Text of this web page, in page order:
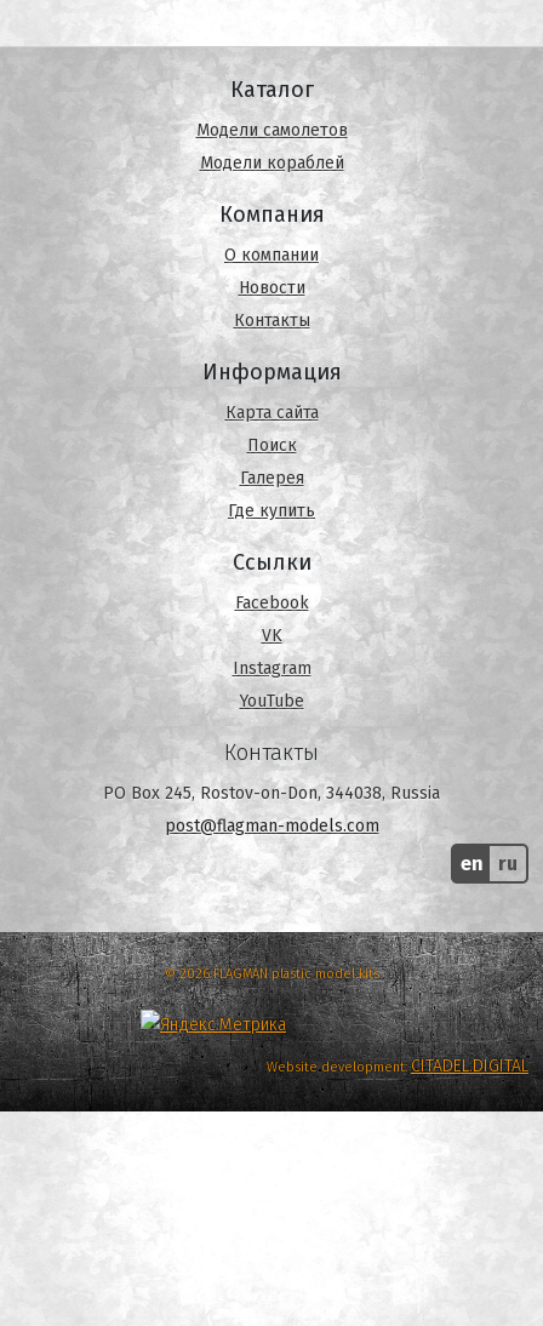
Каталог
Модели самолетов
Модели кораблей
Компания
О компании
Новости
Контакты
Информация
Карта сайта
Поиск
Галерея
Где купить
Ссылки
Facebook
VK
Instagram
YouTube
Контакты
PO Box 245, Rostov-on-Don, 344038, Russia
post@flagman-models.com
en ru
© 2026 FLAGMAN plastic model kits
Website development:CITADEL.DIGITAL